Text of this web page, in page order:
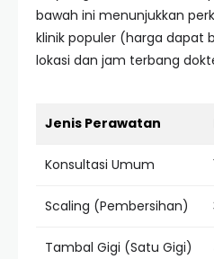
bawah ini menunjukkan
klinik populer (harga dapat
lokasi dan jam terbang
Jenis Perawatan
Konsultasi Umum
Scaling (Pembersihan)
Tambal Gigi (Satu Gigi)